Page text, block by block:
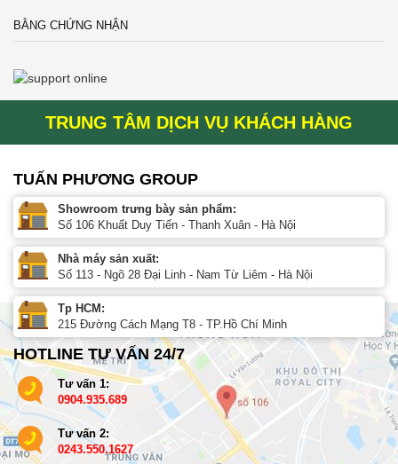
BẰNG CHỨNG NHẬN
TRUNG TÂM DỊCH VỤ KHÁCH HÀNG
TUẤN PHƯƠNG GROUP
Showroom trưng bày sản phẩm:
Số 106 Khuất Duy Tiến - Thanh Xuân - Hà Nội
Nhà máy sản xuất:
Số 113 - Ngõ 28 Đại Linh - Nam Từ Liêm - Hà Nội
Tp HCM:
215 Đường Cách Mạng T8 - TP.Hồ Chí Minh
HOTLINE TƯ VẤN 24/7
Tư vấn 1:
0904.935.689
Tư vấn 2:
0243.550.1627